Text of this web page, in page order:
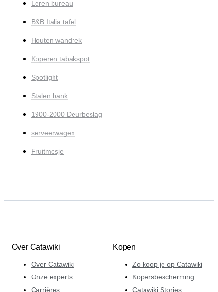
Leren bureau
B&B Italia tafel
Houten wandrek
Koperen tabakspot
Spotlight
Stalen bank
1900-2000 Deurbeslag
serveerwagen
Fruitmesje
Over Catawiki
Over Catawiki
Onze experts
Carrières
Kopen
Zo koop je op Catawiki
Kopersbescherming
Catawiki Stories